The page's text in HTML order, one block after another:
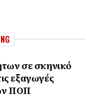
σε σκηνικό
εξαγωγές
ΠΟΠ